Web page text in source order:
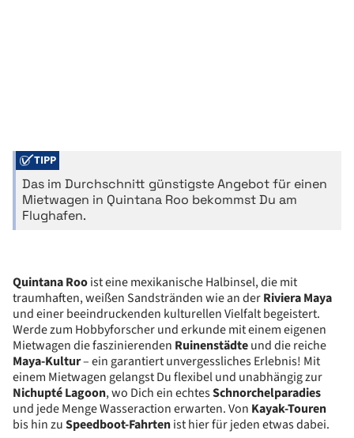
TIPP
Das im Durchschnitt günstigste Angebot für einen
Mietwagen in Quintana Roo bekommst Du am
Flughafen.
Quintana Rooist eine mexikanische Halbinsel, die mit
traumhaften, weißen Sandstränden wie an derRiviera Maya
und einer beeindruckenden kulturellen Vielfalt begeistert.
Werde zum Hobbyforscher und erkunde mit einem eigenen
Mietwagen die faszinierenden Ruinenstädteund die reiche
Maya-Kultur– ein garantiert unvergessliches Erlebnis! Mit
einem Mietwagen gelangst Du flexibel und unabhängig zur
Nichupté Lagoon, wo Dich ein echtesSchnorchelparadies
und jede Menge Wasseraction erwarten. Von Kayak-Touren
bis hin zuSpeedboot-Fahrtenist hier für jeden etwas dabei.